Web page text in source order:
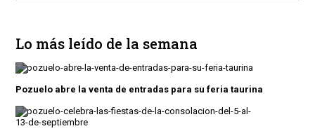
Lo más leído de la semana
Pozuelo abre la venta de entradas para su feria taurina